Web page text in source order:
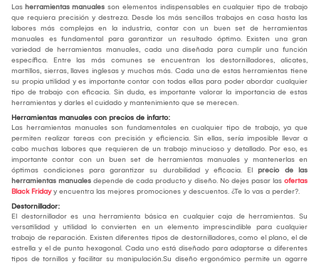
Las herramientas manuales son elementos indispensables en cualquier tipo de trabajo
que requiera precisión y destreza. Desde los más sencillos trabajos en casa hasta las
labores más complejas en la industria, contar con un buen set de herramientas
manuales es fundamental para garantizar un resultado óptimo. Existen una gran
variedad de herramientas manuales, cada una diseñada para cumplir una función
específica. Entre las más comunes se encuentran los destornilladores, alicates,
martillos, sierras, llaves inglesas y muchas más. Cada una de estas herramientas tiene
su propia utilidad y es importante contar con todas ellas para poder abordar cualquier
tipo de trabajo con eficacia. Sin duda, es importante valorar la importancia de estas
herramientas y darles el cuidado y mantenimiento que se merecen.
Herramientas manuales con precios de infarto:
Las herramientas manuales son fundamentales en cualquier tipo de trabajo, ya que
permiten realizar tareas con precisión y eficiencia. Sin ellas, sería imposible llevar a
cabo muchas labores que requieren de un trabajo minucioso y detallado. Por eso, es
importante contar con un buen set de herramientas manuales y mantenerlas en
óptimas condiciones para garantizar su durabilidad y eficacia. El precio de las
herramientas manuales depende de cada producto y diseño. No dejes pasar las ofertas
Black Fridayy encuentra las mejores promociones y descuentos. ¿Te lo vas a perder?.
Destornillador:
El destornillador es una herramienta básica en cualquier caja de herramientas. Su
versatilidad y utilidad lo convierten en un elemento imprescindible para cualquier
trabajo de reparación. Existen diferentes tipos de destornilladores, como el plano, el de
estrella y el de punta hexagonal. Cada uno está diseñado para adaptarse a diferentes
tipos de tornillos y facilitar su manipulación.Su diseño ergonómico permite un agarre